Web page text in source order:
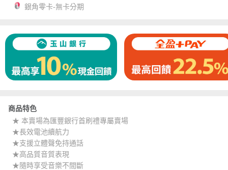
銀角零卡-無卡分期
商品特色
★ 本賣場為匯豐銀行首刷禮專屬賣場
★長效電池續航力
★支援立體聲免持通話
★高品質音質表現
★隨時享受音樂不間斷